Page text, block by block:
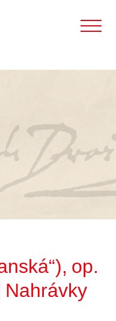
op.
Nahrávky